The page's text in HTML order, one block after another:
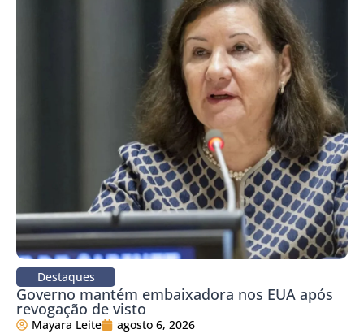
Destaques
Governo mantém embaixadora nos EUA após
revogação de visto
Mayara Leite agosto 6, 2026